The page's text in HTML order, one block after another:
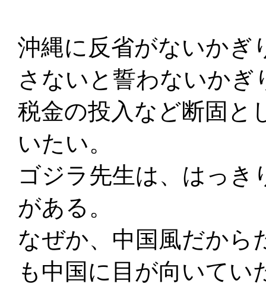
沖縄に反省がないかぎ
さないと誓わないかぎ
税金の投入など断固と
いたい。
ゴジラ先生は、はっき
がある。
なぜか、中国風だから
も中国に目が向いてい